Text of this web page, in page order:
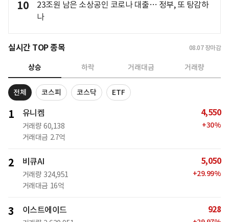
10
23조원 남은 소상공인 코로나 대출… 정부, 또 탕감하
나
실시간 TOP 종목 08.07 장마감
상승 하락 거래대금 거래량
전체 코스피 코스닥 ETF
1 유니켐
거래량 60,138
거래대금 2.7억
4,550
+30%
2 비큐AI
거래량 324,951
거래대금 16억
5,050
+29.99%
3 이스트에이드 928